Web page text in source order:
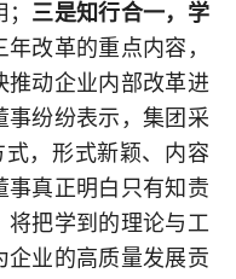
三是知行合一，学
改革的重点内容，
推动企业内部改革进
事纷纷表示，集团采
式，形式新颖、内容
事真正明白只有知责
将把学到的理论与工
企业的高质量发展贡